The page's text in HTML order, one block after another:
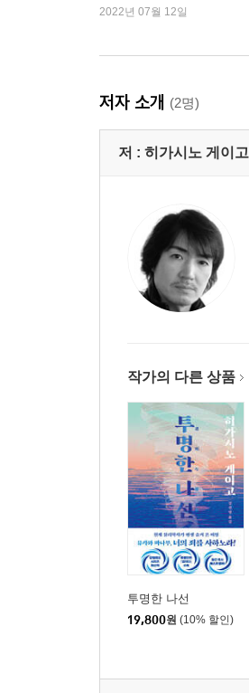
2022년 07월 12일
저자 소개 (2명)
저 : 히가시노 게이고
작가의 다른 상품
투명한 나선
19,800원 (10% 할인)